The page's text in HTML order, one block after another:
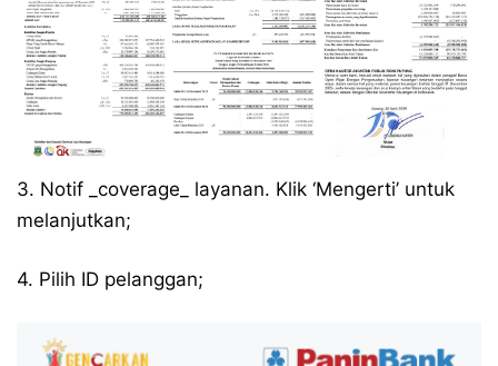
3. Notif _coverage_ layanan. Klik ‘Mengerti’ untuk
melanjutkan;
4. Pilih ID pelanggan;